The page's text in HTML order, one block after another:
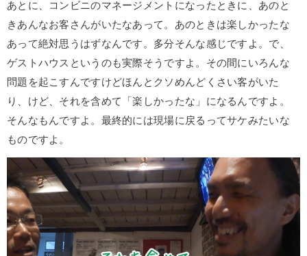
あとに、コンビニのマネージメントになったときに、あのと
きあんなお客さんがいたなあって。あのときは楽しかったな
あって絶対思うはずなんです。多分そんな感じですよ。で、
ゲストハウスというのも実際そうですよ。その間にいろんな
問題を起こすんですけどほんとクソめんどくさい客がいた
り、けど、それを含めて「楽しかったな」になるんですよ。
そんなもんですよ。最終的には現場に戻るってサケみたいな
ものですよ。